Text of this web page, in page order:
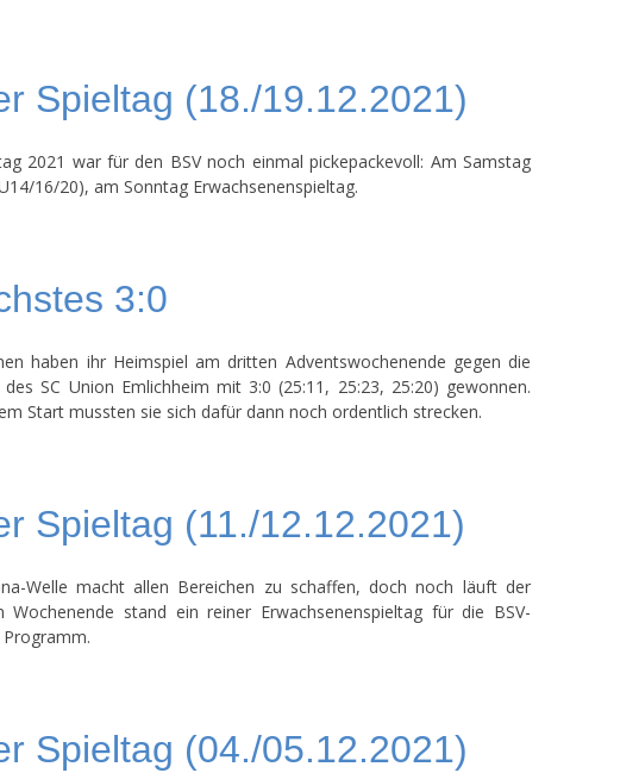
Spieltag (18./19.12.2021)
2021 war für den BSV noch einmal pickepackevoll: Am Samstag
16/20), am Sonntag Erwachsenenspieltag.
3:0
haben ihr Heimspiel am dritten Adventswochenende gegen die
SC Union Emlichheim mit 3:0 (25:11, 25:23, 25:20) gewonnen.
Start mussten sie sich dafür dann noch ordentlich strecken.
Spieltag (11./12.12.2021)
Welle macht allen Bereichen zu schaffen, doch noch läuft der
Wochenende stand ein reiner Erwachsenenspieltag für die BSV-
Spieltag (04./05.12.2021)